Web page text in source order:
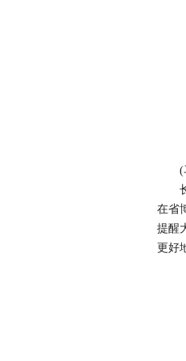
(马
长
在省
提醒
更好